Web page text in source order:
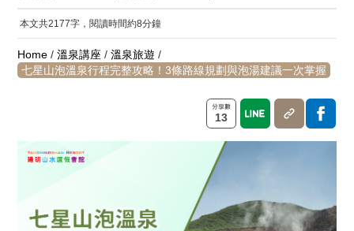
本文共2177字，閱讀時間約8分鐘
Home /溫泉講座 /溫泉旅遊 /
七星山泡溫泉行程完整攻略！3條路線規劃與泡湯建議一次掌握
13